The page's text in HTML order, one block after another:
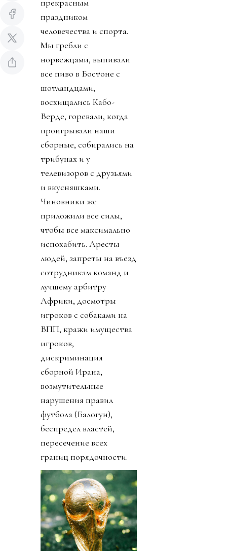
прекрасным
праздником
человечества и спорта.
Мы гребли с
норвежцами, выпивали
все пиво в Бостоне с
шотландцами,
восхищались Кабо-
Верде, горевали, когда
проигрывали наши
сборные, собирались на
трибунах и у
телевизоров с друзьями
и вкусняшками.
Чиновники же
приложили все силы,
чтобы все максимально
испохабить. Аресты
людей, запреты на въезд
сотрудникам команд и
лучшему арбитру
Африки, досмотры
игроков с собаками на
ВПП, кражи имущества
игроков,
дискриминация
сборной Ирана,
возмутительные
нарушения правил
футбола (Балогун),
беспредел властей,
пересечение всех
границ порядочности.